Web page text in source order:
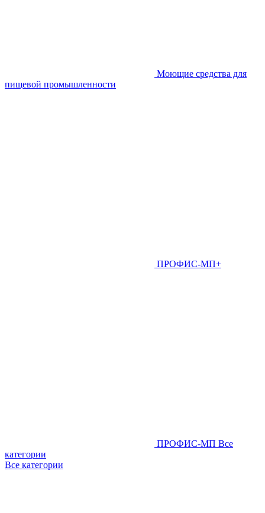
Моющие средства для
пищевой промышленности
ПРОФИС-МП+
ПРОФИС-МП Все
категории
Все категории